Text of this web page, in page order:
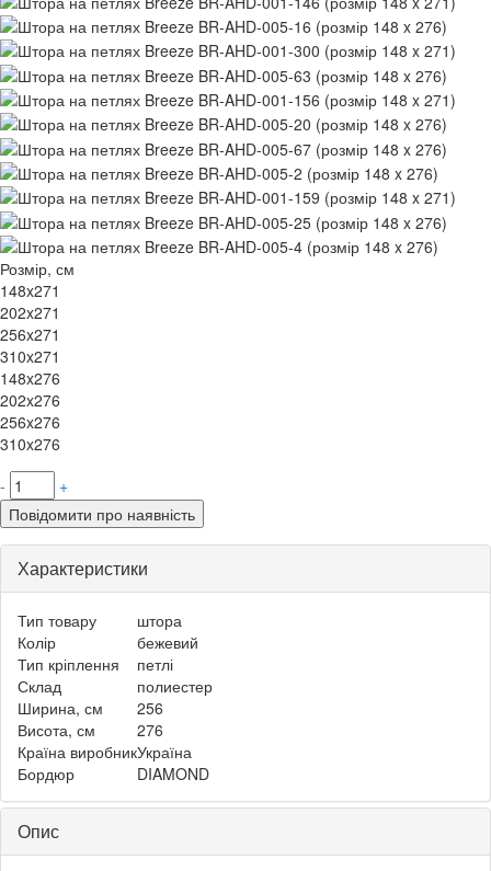
Розмір, см
148x271
202x271
256x271
310x271
148x276
202x276
256x276
310x276
-
+
Повідомити про наявність
Характеристики
Тип товару
штора
Колір
бежевий
Тип кріплення
петлі
Склад
полиестер
Ширина, см
256
Висота, см
276
Країна виробникУкраїна
Бордюр
DIAMOND
Опис